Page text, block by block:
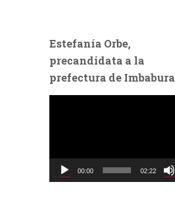
Estefanía Orbe,
precandidata a la
prefectura de Imbabura
00:00 02:22